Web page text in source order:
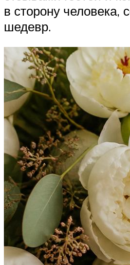
в сторону человека,
шедевр.